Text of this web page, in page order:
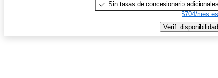
Sin tasas de concesionario adicionales
$704/mes
Verif. disponibilidad